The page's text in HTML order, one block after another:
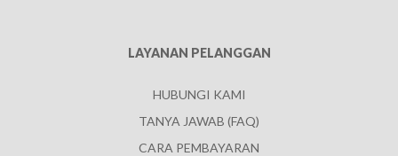
LAYANAN PELANGGAN
HUBUNGI KAMI
TANYA JAWAB (FAQ)
CARA PEMBAYARAN